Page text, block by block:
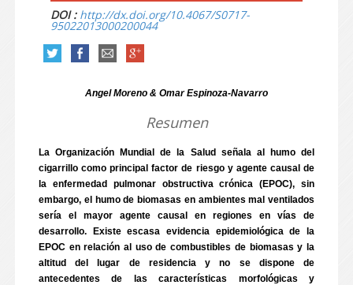
DOI : http://dx.doi.org/10.4067/S0717-
95022013000200044
Angel Moreno & Omar Espinoza-Navarro
Resumen
La Organización Mundial de la Salud señala al humo del
cigarrillo como principal factor de riesgo y agente causal de
la enfermedad pulmonar obstructiva crónica (EPOC), sin
embargo, el humo de biomasas en ambientes mal ventilados
sería el mayor agente causal en regiones en vías de
desarrollo. Existe escasa evidencia epidemiológica de la
EPOC en relación al uso de combustibles de biomasas y la
altitud del lugar de residencia y no se dispone de
antecedentes de las características morfológicas y